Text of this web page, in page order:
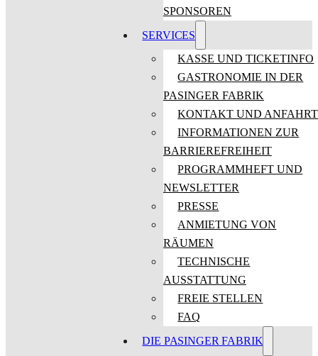
SPONSOREN
SERVICES
KASSE UND TICKETINFO
GASTRONOMIE IN DER
PASINGER FABRIK
KONTAKT UND ANFAHRT
INFORMATIONEN ZUR
BARRIEREFREIHEIT
PROGRAMMHEFT UND
NEWSLETTER
PRESSE
ANMIETUNG VON
RÄUMEN
TECHNISCHE
AUSSTATTUNG
FREIE STELLEN
FAQ
DIE PASINGER FABRIK